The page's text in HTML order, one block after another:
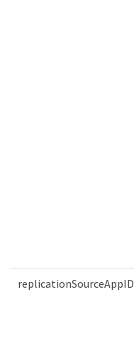
replicationSourceAppID